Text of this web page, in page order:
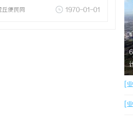
丘便民网 1970-01-01
[
化
[